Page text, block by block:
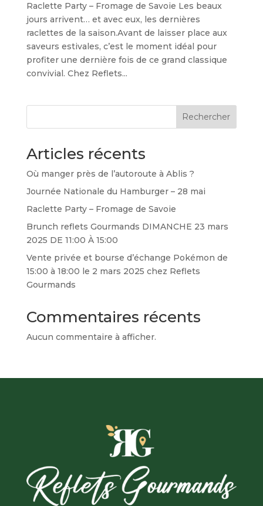
Raclette Party – Fromage de Savoie Les beaux
jours arrivent… et avec eux, les dernières
raclettes de la saison.Avant de laisser place aux
saveurs estivales, c’est le moment idéal pour
profiter une dernière fois de ce grand classique
convivial. Chez Reflets...
Rechercher
Articles récents
Où manger près de l’autoroute à Ablis ?
Journée Nationale du Hamburger – 28 mai
Raclette Party – Fromage de Savoie
Brunch reflets Gourmands DIMANCHE 23 mars
2025 DE 11:00 À 15:00
Vente privée et bourse d’échange Pokémon de
15:00 à 18:00 le 2 mars 2025 chez Reflets
Gourmands
Commentaires récents
Aucun commentaire à afficher.